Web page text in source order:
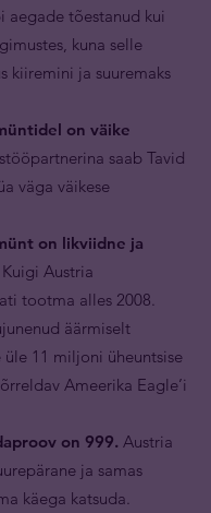
aegade tõestanud kui
kuna selle
kiiremini ja suuremaks
on väike
saab Tavid
väga väikese
on likviidne ja
Kuigi Austria
tootma alles 2008.
äärmiselt
üle 11 miljoni üheuntsise
Ameerika Eagle’i
on 999. Austria
ja samas
käega katsuda.